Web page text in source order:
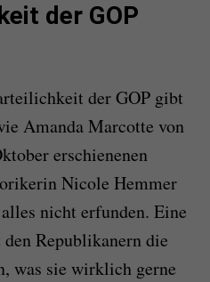
der GOP
der GOP gibt
Amanda Marcotte von
erschienenen
Nicole Hemmer
nicht erfunden. Eine
Republikanern die
was sie wirklich gerne